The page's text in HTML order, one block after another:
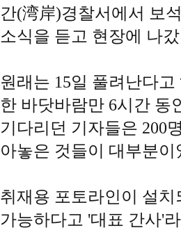
간(湾岸)경찰서에서 보
소식을 듣고 현장에 나
원래는 15일 풀려난다
한 바닷바람만 6시간 동
기다리던 기자들은 200
아놓은 것들이 대부분이
취재용 포토라인이 설
가능하다고 '대표 간사'